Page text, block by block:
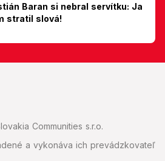
Baran si nebral servítku: Ja
stratil slová!
Communities s.r.o.
a vykonáva ich prevádzkovateľ